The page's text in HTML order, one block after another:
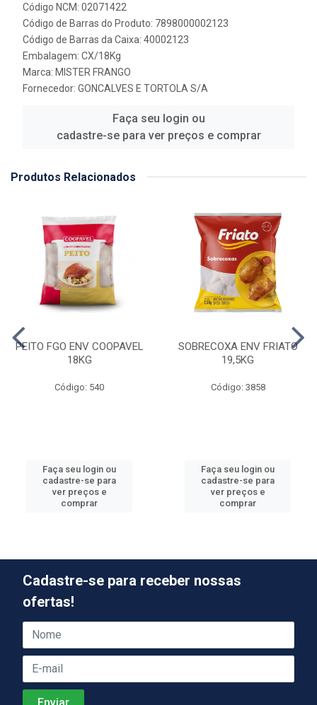
Código NCM: 02071422
Código de Barras do Produto: 7898000002123
Código de Barras da Caixa: 40002123
Embalagem: CX/18Kg
Marca: MISTER FRANGO
Fornecedor: GONCALVES E TORTOLA S/A
Faça seu login ou
cadastre-se para ver preços e comprar
Produtos Relacionados
PEITO FGO ENV COOPAVEL
18KG
Código: 540
Faça seu login ou
cadastre-se para
ver preços e
comprar
SOBRECOXA ENV FRIATO
19,5KG
Código: 3858
Faça seu login ou
cadastre-se para
ver preços e
comprar
Cadastre-se para receber nossas
ofertas!